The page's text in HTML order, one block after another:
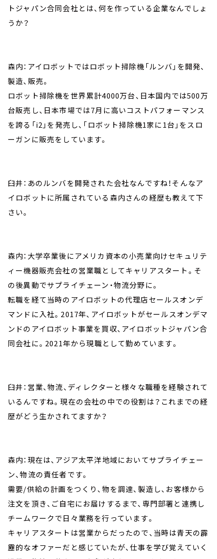
トジャパン合同会社とは、何を作っている企業なんでしょ
うか？
森内：アイロボットではロボット掃除機「ルンバ」を開発、
製造、販売。
ロボット掃除機を世界累計4000万台、日本国内では500万
台販売し、日本市場では7月に高いコストパフォーマンス
を誇る「i2」を発売し、「ロボット掃除機1家に1台」をスロ
ーガンに販売をしています。
臼井：あのルンバを開発された会社なんですね！そんなア
イロボットに所属されている森内さんの経歴も教えて下
さい。
森内：大学卒業後にアメリカ資本の小売業向けセキュリテ
ィー機器販売会社の営業職としてキャリアスタート。そ
の後異動でサプライチェーン・物流分野に。
転職を経て当時のアイロボットの代理店セールスオンデ
マンドに入社。2017年、アイロボットがセールスオンデマ
ンドのアイロボット事業を買収、アイロボットジャパン合
同会社に。2021年から現職として勤めています。
臼井：営業、物流、ディレクターと様々な職種を経験されて
いるんですね。現在の会社の中での役割は？これまでの経
歴がどう生かされてますか？
森内：現在は、アジア太平洋地域においてサプライチェー
ン、物流の責任者です。
需要/供給の計画をつくり、物を調達、製造し、お客様から
注文を頂き、ご自宅にお届けするまで、専門部署と連携し
チームワークで日々業務を行っています。
キャリアスタートは営業からだったので、当時は青天の霹
靂的なオファーだと感じていたが、仕事を学び覚えていく